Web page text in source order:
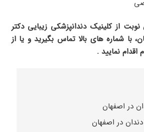
از کلینیک دندانپزشکی زیبایی دکتر
با شماره های بالا تماس بگیرید و یا از
اقدام نمایید .
در اصفهان
در اصفهان